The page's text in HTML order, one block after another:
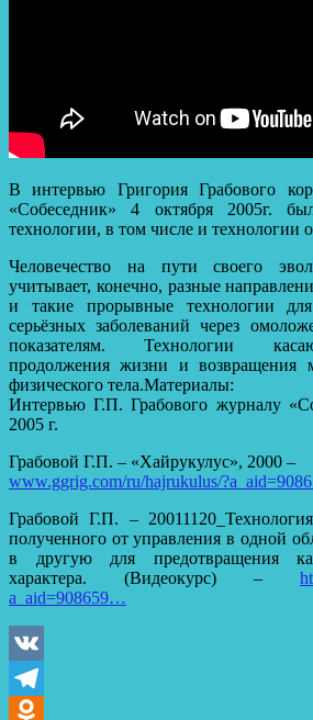
В интервью Григория Грабового
«Собеседник» 4 октября 2005г.
технологии, в том числе и технологии
Человечество на пути своего
учитывает, конечно, разные
и такие прорывные технологии
серьёзных заболеваний через
показателям. Технологии
продолжения жизни и возвращения
физического тела.Материалы:
Интервью Г.П. Грабового журналу
2005 г.
Грабовой Г.П. – «Хайрукулус», 2000 –
www.ggrig.com/ru/hajrukulus/
Грабовой Г.П. – 20011120_Технология
полученного от управления в одной
в другую для предотвращения
характера. (Видеокурс) –
a_aid=908659…
VK
Telegram